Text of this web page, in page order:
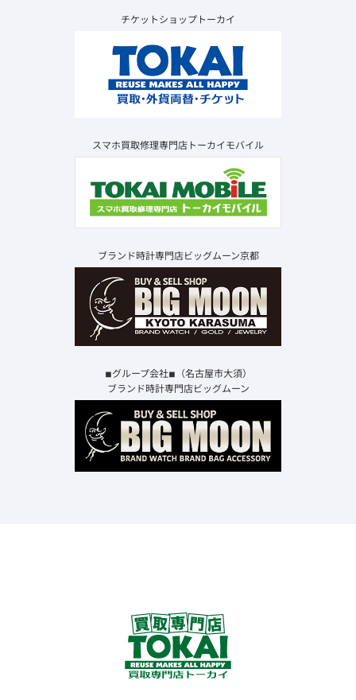
チケットショップトーカイ
スマホ買取修理専門店トーカイモバイル
ブランド時計専門店ビッグムーン京都
◾︎グループ会社◾︎（名古屋市大須）
ブランド時計専門店ビッグムーン